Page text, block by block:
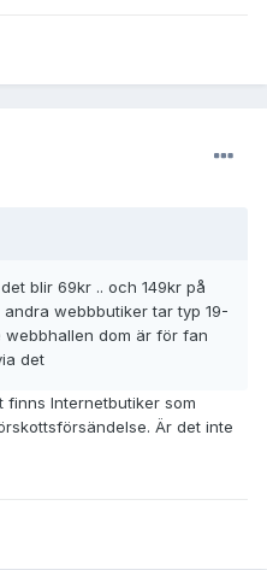
blir 69kr .. och 149kr på
webbbutiker tar typ 19-
dom är för fan
det
Internetbutiker som
Är det inte